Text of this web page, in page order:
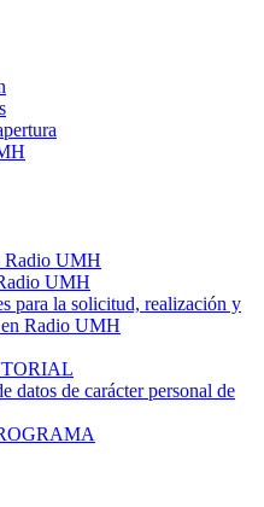
Radio UMH
UMH
para la solicitud, realización y
en Radio UMH
datos de carácter personal de